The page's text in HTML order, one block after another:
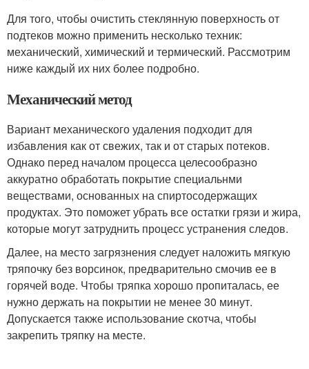
Для того, чтобы очистить стеклянную поверхность от
подтеков можно применить несколько техник:
механический, химический и термический. Рассмотрим
ниже каждый их них более подробно.
Механический метод
Вариант механического удаления подходит для
избавления как от свежих, так и от старых потеков.
Однако перед началом процесса целесообразно
аккуратно обработать покрытие специальнми
веществами, основанных на спиртосодержащих
продуктах. Это поможет убрать все остатки грязи и жира,
которые могут затруднить процесс устранения следов.
Далее, на место загрязнения следует наложить мягкую
тряпочку без ворсинок, предварительно смочив ее в
горячей воде. Чтобы тряпка хорошо пропиталась, ее
нужно держать на покрытии не менее 30 минут.
Допускается также использование скотча, чтобы
закрепить тряпку на месте.